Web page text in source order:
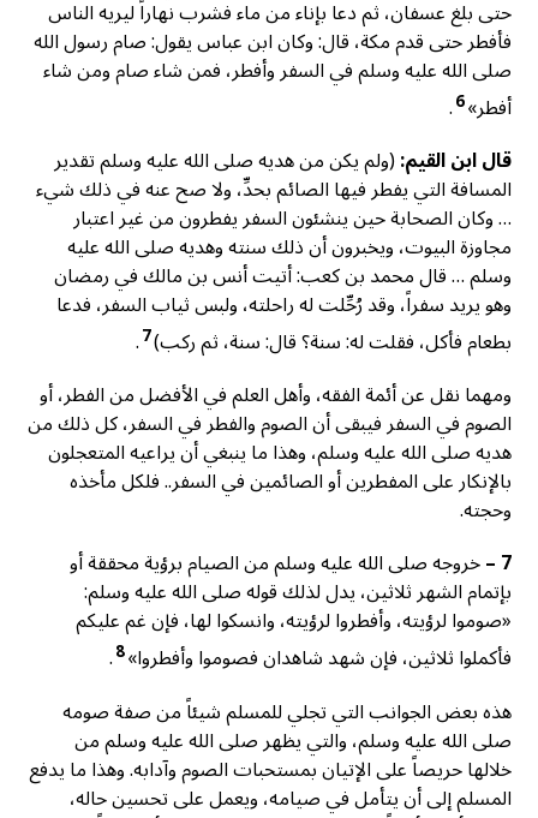
حتى بلغ عسفان، ثم دعا بإناء من ماء فشرب نهاراً ليريه الناس
فأفطر حتى قدم مكة، قال: وكان ابن عباس يقول: صام رسول الله
صلى الله عليه وسلم في السفر وأفطر، فمن شاء صام ومن شاء
أفطر»6
.
قال ابن القيم:(ولم يكن من هديه صلى الله عليه وسلم تقدير
المسافة التي يفطر فيها الصائم بحدِّ، ولا صح عنه في ذلك شيء
… وكان الصحابة حين ينشئون السفر يفطرون من غير اعتبار
مجاوزة البيوت، ويخبرون أن ذلك سنته وهديه صلى الله عليه
وسلم … قال محمد بن كعب: أتيت أنس بن مالك في رمضان
وهو يريد سفراً، وقد رُحِّلت له راحلته، ولبس ثياب السفر، فدعا
بطعام فأكل، فقلت له: سنة؟ قال: سنة، ثم ركب)7
.
ومهما نقل عن أئمة الفقه، وأهل العلم في الأفضل من الفطر، أو
الصوم في السفر فيبقى أن الصوم والفطر في السفر، كل ذلك من
هديه صلى الله عليه وسلم، وهذا ما ينبغي أن يراعيه المتعجلون
بالإنكار على المفطرين أو الصائمين في السفر.. فلكل مأخذه
وحجته.
7 – خروجه صلى الله عليه وسلم من الصيام برؤية محققة أو
بإتمام الشهر ثلاثين، يدل لذلك قوله صلى الله عليه وسلم:
«صوموا لرؤيته، وأفطروا لرؤيته، وانسكوا لها، فإن غم عليكم
فأكملوا ثلاثين، فإن شهد شاهدان فصوموا وأفطروا»8
.
هذه بعض الجوانب التي تجلي للمسلم شيئاً من صفة صومه
صلى الله عليه وسلم، والتي يظهر صلى الله عليه وسلم من
خلالها حريصاً على الإتيان بمستحبات الصوم وآدابه. وهذا ما يدفع
المسلم إلى أن يتأمل في صيامه، ويعمل على تحسين حاله،